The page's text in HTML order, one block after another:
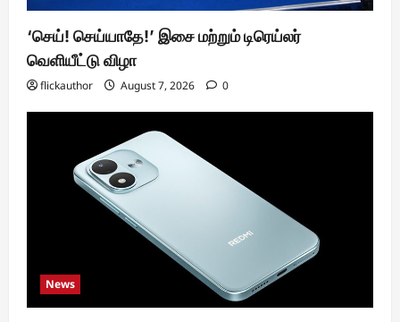
‘செய்! செய்யாதே!’ இசை மற்றும் டிரெய்லர்
வெளியீட்டு விழா
flickauthor August 7, 2026 0
News